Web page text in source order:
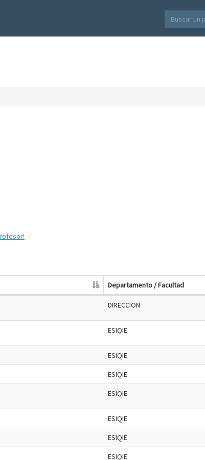
Departamento / Facultad
DIRECCION
ESIQIE
ESIQIE
ESIQIE
ESIQIE
ESIQIE
ESIQIE
ESIQIE